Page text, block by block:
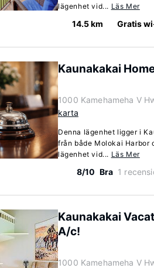
lägenhet vid... Läs Mer
14.5 km Gratis
Kaunakakai
1000 Kamehameha V
karta
Denna lägenhet ligger i
från både Molokai Harbor
lägenhet vid... Läs Mer
8/10 Bra 1
Kaunakakai
A/c!
1000 Kamehameha V